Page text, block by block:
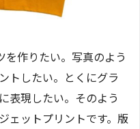
作りたい。写真のよう
トしたい。とくにグラ
表現したい。そのよう
ェットプリントです。版